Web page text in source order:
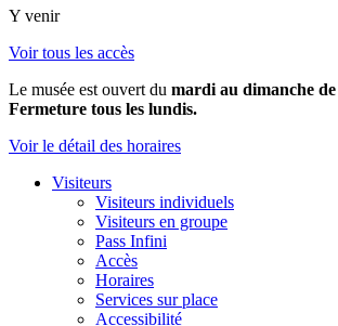
Y venir
Voir tous les accès
Le musée est ouvert du mardi au dimanche
Fermeture tous les lundis.
Voir le détail des horaires
Visiteurs
Visiteurs individuels
Visiteurs en groupe
Pass Infini
Accès
Horaires
Services sur place
Accessibilité